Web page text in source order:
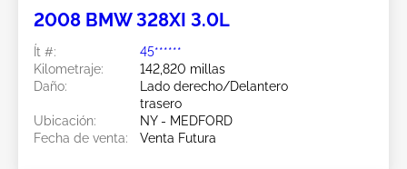
2008 BMW 328XI 3.0L
Ít #:
45******
Kilometraje:
142,820 millas
Daño:
Lado derecho/Delantero
trasero
Ubicación:
NY - MEDFORD
Fecha de venta:
Venta Futura